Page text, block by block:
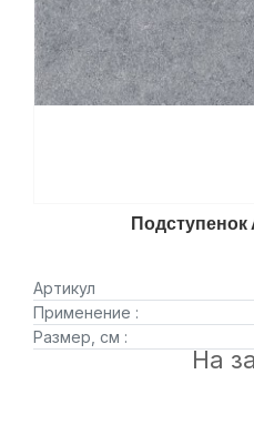
Артикул
Применение :
Размер, см :
На